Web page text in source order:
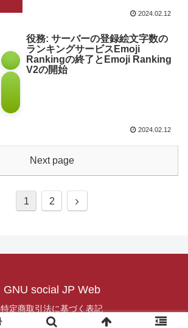
2024.02.12
役務: サーバーの登録絵文字数の
ランキングサービスEmoji
Rankingの終了とEmoji Ranking
V2の開始
2024.02.12
Next page
1 2
GNU social JP Web
特定商取引法に基づく表記